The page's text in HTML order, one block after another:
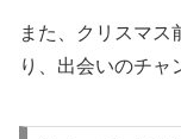
また、クリスマス
り、出会いのチャ